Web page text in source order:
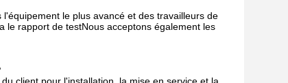
le plus avancé et des travailleurs de
le rapport de testNous acceptons également les